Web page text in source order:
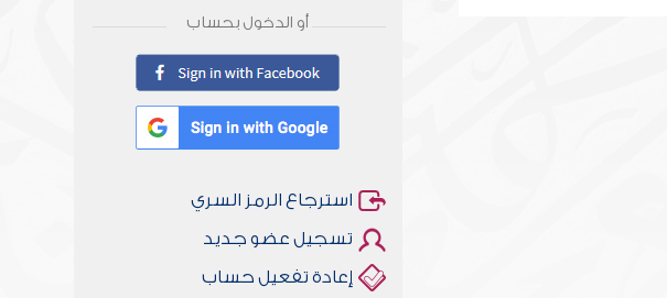
أو الدخول بحساب
استرجاع الرمز السري
تسجيل عضو جديد
إعادة تفعيل حساب